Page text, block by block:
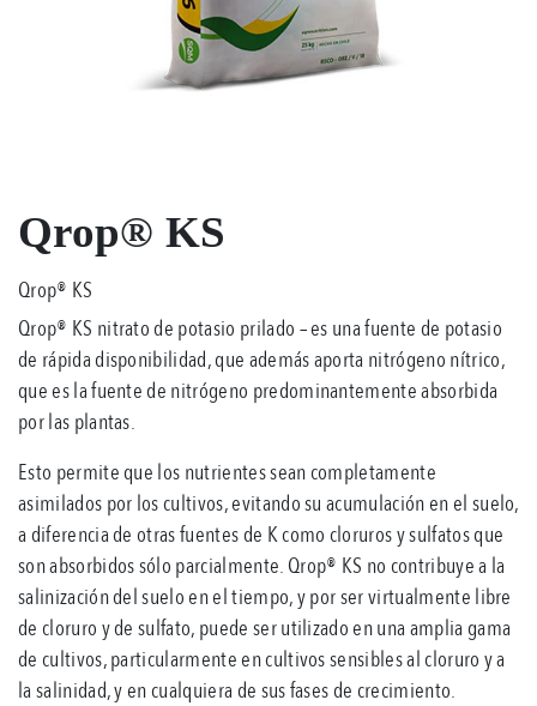
Qrop® KS
Qrop® KS
Qrop® KS nitrato de potasio prilado – es una fuente de potasio
de rápida disponibilidad, que además aporta nitrógeno nítrico,
que es la fuente de nitrógeno predominantemente absorbida
por las plantas.
Esto permite que los nutrientes sean completamente
asimilados por los cultivos, evitando su acumulación en el suelo,
a diferencia de otras fuentes de K como cloruros y sulfatos que
son absorbidos sólo parcialmente. Qrop® KS no contribuye a la
salinización del suelo en el tiempo, y por ser virtualmente libre
de cloruro y de sulfato, puede ser utilizado en una amplia gama
de cultivos, particularmente en cultivos sensibles al cloruro y a
la salinidad, y en cualquiera de sus fases de crecimiento.